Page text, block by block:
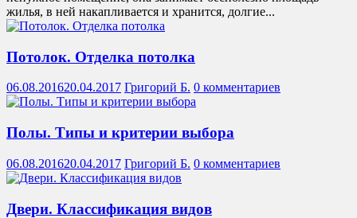
жилья, в ней накапливается и хранится, долгие...
Потолок. Отделка потолка
06.08.201620.04.2017 Григорий Б. 0 комментариев
Полы. Типы и критерии выбора
06.08.201620.04.2017 Григорий Б. 0 комментариев
Двери. Классификация видов